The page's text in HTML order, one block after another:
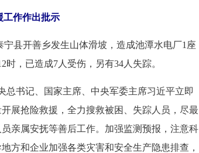
工作作出批示
县开善乡发生山体滑坡，造成池潭水电厂1座
，已造成7人受伤，另有34人失踪。
书记、国家主席、中央军委主席习近平立即
展抢险救援，全力搜救被困、失踪人员，尽最
亲属安抚等善后工作。加强监测预报，注意科
方和企业加强各类灾害和安全生产隐患排查，